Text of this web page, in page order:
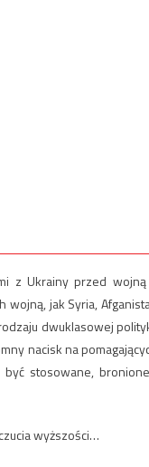
z Ukrainy przed
jak Syria,
dwuklasowej
nacisk na
być stosowane,
wyższości…